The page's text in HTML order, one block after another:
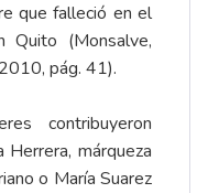
que falleció en el
Quito (Monsalve,
pág. 41).
contribuyeron
Herrera, márqueza
o María Suarez